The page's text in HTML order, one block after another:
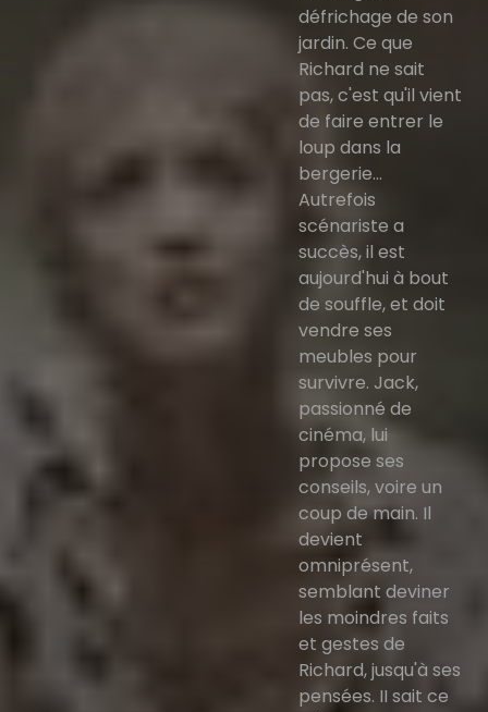
défrichage de son
jardin. Ce que
Richard ne sait
pas, c'est qu'il vient
de faire entrer le
loup dans la
bergerie...
Autrefois
scénariste a
succès, il est
aujourd'hui à bout
de souffle, et doit
vendre ses
meubles pour
survivre. Jack,
passionné de
cinéma, lui
propose ses
conseils, voire un
coup de main. Il
devient
omniprésent,
semblant deviner
les moindres faits
et gestes de
Richard, jusqu'à ses
pensées. II sait ce